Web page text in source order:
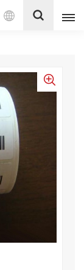
Español